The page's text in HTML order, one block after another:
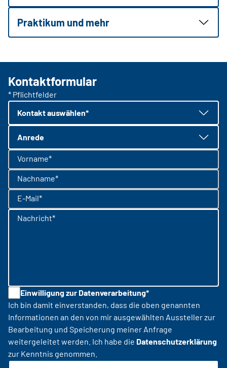
Praktikum und mehr
Kontaktformular
* Pflichtfelder
Kontakt auswählen*
Anrede
Vorname*
Nachname*
E-Mail*
Nachricht*
Einwilligung zur Datenverarbeitung*
Ich bin damit einverstanden, dass die oben genannten
Informationen an den von mir ausgewählten Aussteller zur
Bearbeitung und Speicherung meiner Anfrage
weitergeleitet werden. Ich habe die Datenschutzerklärung
zur Kenntnis genommen.